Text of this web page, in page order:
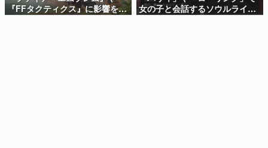
事をまとめました。
『FFタクティクス』に影響を受
けた新作戦略RPG『Beaten
女の子と会話するソウルライク
恋愛ゲーム『小早川さんはソウ